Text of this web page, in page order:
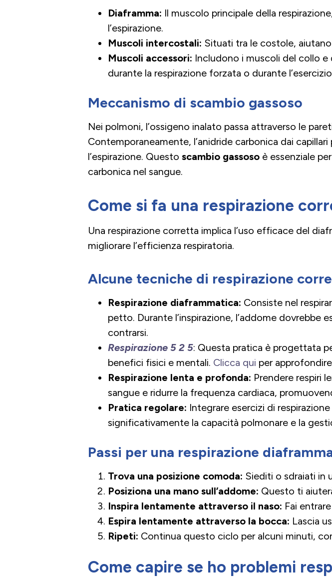
Diaframma: Il muscolo principale della
l’espirazione.
Muscoli intercostali: Situati tra le costole,
Muscoli accessori: Includono i muscoli del collo
durante la respirazione forzata o durante
Meccanismo di scambio gassoso
Nei polmoni, l’ossigeno inalato passa attraverso le
Contemporaneamente, l’anidride carbonica dai
l’espirazione. Questo scambio gassoso è essenziale
carbonica nel sangue.
Come si fa una respirazione
Una respirazione corretta implica l’uso efficace del
migliorare l’efficienza respiratoria.
Alcune tecniche di respirazione
Respirazione diaframmatica: Consiste nel
petto. Durante l’inspirazione, l’addome dovrebbe
contrarsi.
Respirazione 5 2 5: Questa pratica è progettata
benefici fisici e mentali. Clicca qui per
Respirazione lenta e profonda: Prendere respiri
sangue e ridurre la frequenza cardiaca,
Pratica regolare: Integrare esercizi di
significativamente la capacità polmonare e la
Passi per una respirazione
Trova una posizione comoda: Siediti o sdraiati in
Posiziona una mano sull’addome: Questo ti
Inspira lentamente attraverso il naso: Fai
Espira lentamente attraverso la bocca: Lascia
Ripeti: Continua questo ciclo per alcuni minuti,
Come capire se ho problemi